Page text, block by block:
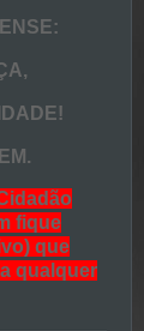
fique
que
qualquer